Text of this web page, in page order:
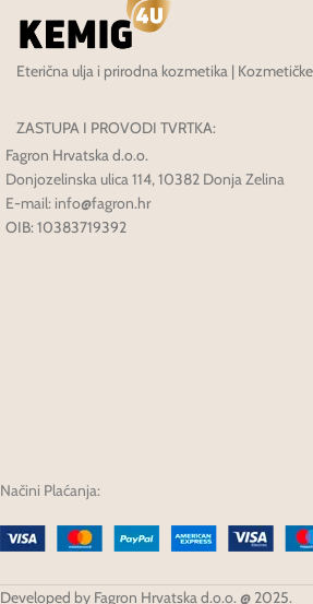
Eterična ulja i prirodna kozmetika |
ZASTUPA I PROVODI TVRTKA:
Fagron Hrvatska d.o.o.
Donjozelinska ulica 114, 10382 Donja Zelina
E-mail: info@fagron.hr
OIB: 10383719392
Načini Plaćanja:
Developed by Fagron Hrvatska d.o.o. @ 2025.